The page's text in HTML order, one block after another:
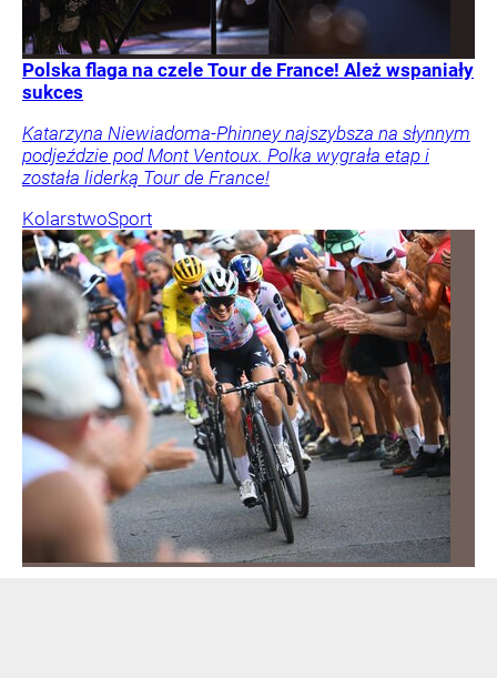
Polska flaga na czele Tour de France! Ależ wspaniały
sukces
Katarzyna Niewiadoma-Phinney najszybsza na słynnym
podjeździe pod Mont Ventoux. Polka wygrała etap i
została liderką Tour de France!
KolarstwoSport